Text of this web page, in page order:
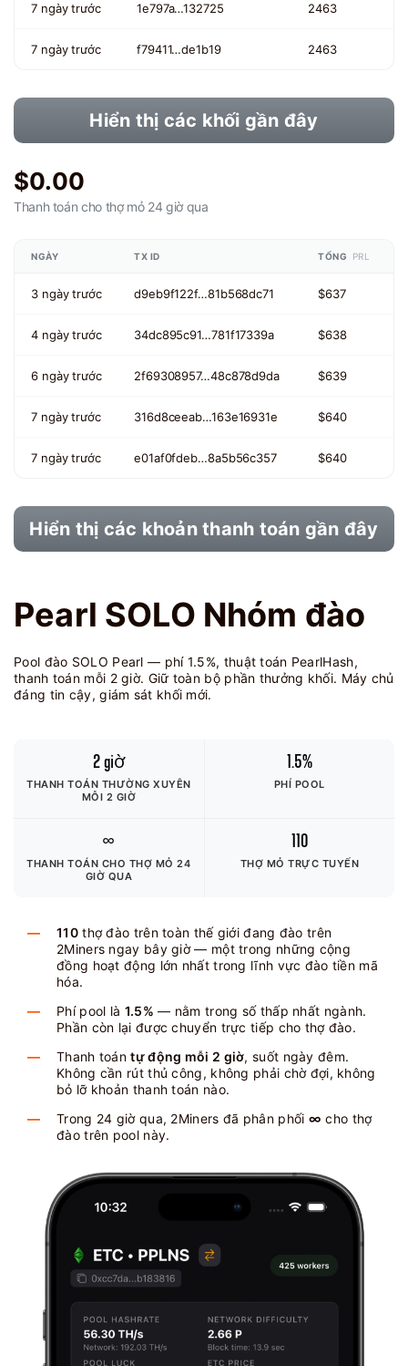
7 ngày trước 1e797a…132725 2463
7 ngày trước f79411…de1b19 2463
Hiển thị các khối gần đây
$0.00
Thanh toán cho thợ mỏ 24 giờ qua
NGÀY TX ID TỔNG PRL
3 ngày trước d9eb9f122f…81b568dc71 $637
4 ngày trước 34dc895c91…781f17339a $638
6 ngày trước 2f69308957…48c878d9da $639
7 ngày trước 316d8ceeab…163e16931e $640
7 ngày trước e01af0fdeb…8a5b56c357 $640
Hiển thị các khoản thanh toán gần đây
Pearl SOLO Nhóm đào
Pool đào SOLO Pearl — phí 1.5%, thuật toán PearlHash,
thanh toán mỗi 2 giờ. Giữ toàn bộ phần thưởng khối. Máy chủ
đáng tin cậy, giám sát khối mới.
2 giờ
THANH TOÁN THƯỜNG XUYÊN
MỖI 2 GIỜ
1.5%
PHÍ POOL
∞
THANH TOÁN CHO THỢ MỎ24
GIỜ QUA
110
THỢ MỎ TRỰC TUYẾN
110thợ đào trên toàn thế giới đang đào trên
2Miners ngay bây giờ — một trong những cộng
đồng hoạt động lớn nhất trong lĩnh vực đào tiền mã
hóa.
Phí pool là 1.5% — nằm trong số thấp nhất ngành.
Phần còn lại được chuyển trực tiếp cho thợ đào.
Thanh toántự động mỗi 2 giờ, suốt ngày đêm.
Không cần rút thủ công, không phải chờ đợi, không
bỏ lỡ khoản thanh toán nào.
Trong 24 giờ qua, 2Miners đã phân phối ∞ cho thợ
đào trên pool này.